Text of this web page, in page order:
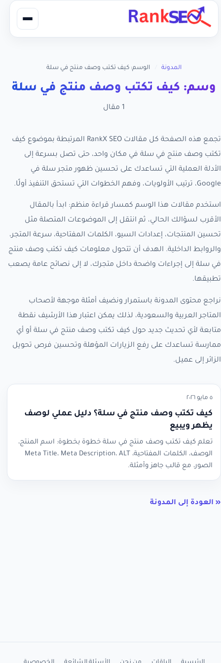
المدونة الوسم: كيف تكتب وصف منتج في سلة
وسم: كيف تكتب وصف منتج في سلة
1 مقال
تجمع هذه الصفحة كل مقالات RankX SEO المرتبطة بموضوع كيف
تكتب وصف منتج في سلة في مكان واحد، حتى تصل بسرعة إلى
الأدلة العملية التي تساعدك على تحسين ظهور متجر سلة في
Google، ترتيب الأولويات، وفهم الخطوات التي تستحق التنفيذ أولًا.
استخدم مقالات هذا الوسم كمسار قراءة منظم: ابدأ بالمقال
الأقرب لسؤالك الحالي، ثم انتقل إلى الموضوعات المتصلة مثل
تحسين المنتجات، إعدادات السيو، الكلمات المفتاحية، سرعة المتجر،
والروابط الداخلية. الهدف أن تتحول معلومات كيف تكتب وصف منتج
في سلة إلى إجراءات واضحة داخل متجرك، لا إلى نصائح عامة يصعب
تطبيقها.
نراجع محتوى المدونة باستمرار ونضيف أمثلة موجهة لأصحاب
المتاجر العربية والسعودية، لذلك يمكن اعتبار هذا الأرشيف نقطة
متابعة لأي تحديث جديد حول كيف تكتب وصف منتج في سلة أو أي
ممارسة تساعدك على رفع الزيارات المؤهلة وتحسين فرص تحويل
الزائر إلى عميل.
٥ مايو ٢٠٢٦
كيف تكتب وصف منتج في سلة؟ دليل عملي لوصف
يظهر ويبيع
تعلم كيف تكتب وصف منتج في سلة خطوة بخطوة: اسم المنتج،
الوصف، الكلمات المفتاحية، Meta Title، Meta Description، ALT
الصور، مع قالب جاهز وأمثلة.
« العودة إلى المدونة